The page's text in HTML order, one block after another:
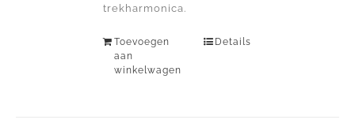
trekharmonica.
Toevoegen
aan
winkelwagen
Details